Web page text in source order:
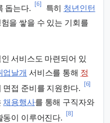
돕는다.
[6]
특히 청년인턴
을 쌓을 수 있는 기회를
서비스도 마련되어 있
업날개 서비스를 통해 정
면접 준비를 지원한다.
[6]
채용행사를 통해 구직자와
동이 이루어진다.
[8]